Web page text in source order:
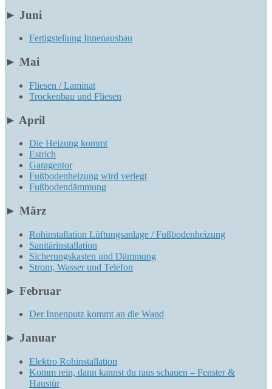
► Juni
Fertigstellung Innenausbau
► Mai
Fliesen / Laminat
Trockenbau und Fliesen
► April
Die Heizung kommt
Estrich
Garagentor
Fußbodenheizung wird verlegt
Fußbodendämmung
► März
Rohinstallation Lüftungsanlage / Fußbodenheizung
Sanitärinstallation
Sicherungskasten und Dämmung
Strom, Wasser und Telefon
► Februar
Der Innenputz kommt an die Wand
► Januar
Elektro Rohinstallation
Komm rein, dann kannst du raus schauen – Fenster &
Haustür